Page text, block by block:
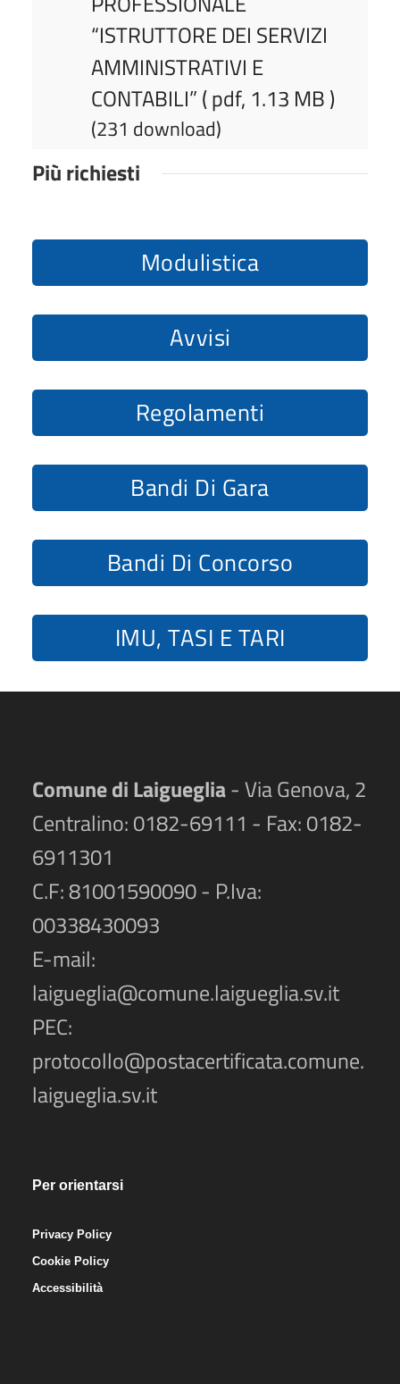
d
“ISTRUTTORE DEI SERVIZI
AMMINISTRATIVI E
CONTABILI”( pdf, 1.13 MB )
(231 download)
Più richiesti
Modulistica
Avvisi
Regolamenti
Bandi Di Gara
Bandi Di Concorso
IMU, TASI E TARI
Comune di Laigueglia- Via Genova, 2
Centralino: 0182-69111 - Fax: 0182-
6911301
C.F: 81001590090 - P.Iva:
00338430093
E-mail:
laigueglia@comune.laigueglia.sv.it
PEC:
protocollo@postacertificata.comune.
laigueglia.sv.it
Per orientarsi
Privacy Policy
Cookie Policy
Accessibilità